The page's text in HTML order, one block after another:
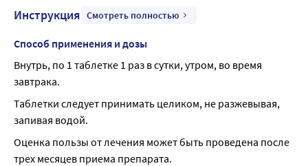
Инструкция Смотреть полностью
Способ применения и дозы
Внутрь, по 1 таблетке 1 раз в сутки, утром, во время
завтрака.
Таблетки следует принимать целиком, не разжевывая,
запивая водой.
Оценка пользы от лечения может быть проведена после
трех месяцев приема препарата.